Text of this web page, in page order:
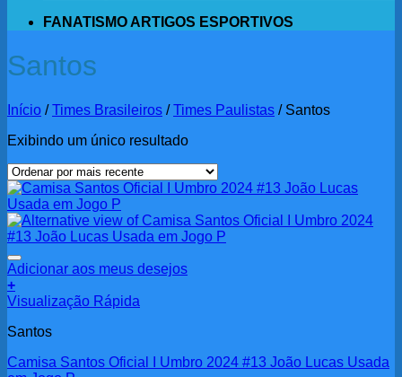
FANATISMO ARTIGOS ESPORTIVOS
Santos
Início / Times Brasileiros / Times Paulistas /Santos
Exibindo um único resultado
Adicionar aos meus desejos
+
Visualização Rápida
Santos
Camisa Santos Oficial I Umbro 2024 #13 João Lucas Usada